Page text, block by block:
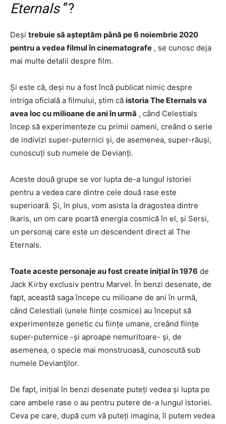
Eternals”?
Deși trebuie să așteptăm până pe 6 noiembrie 2020
pentru a vedea filmul în cinematografe , se cunosc deja
mai multe detalii despre film.
Și este că, deși nu a fost încă publicat nimic despre
intriga oficială a filmului, știm că istoria The Eternals va
avea loc cu milioane de ani în urmă , când Celestials
încep să experimenteze cu primii oameni, creând o serie
de indivizi super-puternici și, de asemenea, super-răuși,
cunoscuți sub numele de Devianți.
Aceste două grupe se vor lupta de-a lungul istoriei
pentru a vedea care dintre cele două rase este
superioară. Și, în plus, vom asista la dragostea dintre
Ikaris, un om care poartă energia cosmică în el, și Sersi,
un personaj care este un descendent direct al The
Eternals.
Toate aceste personaje au fost create inițial în 1976 de
Jack Kirby exclusiv pentru Marvel. În benzi desenate, de
fapt, această saga începe cu milioane de ani în urmă,
când Celestiali (unele ființe cosmice) au început să
experimenteze genetic cu ființe umane, creând ființe
super-puternice -și aproape nemuritoare- și, de
asemenea, o specie mai monstruoasă, cunoscută sub
numele Devianţilor.
De fapt, inițial în benzi desenate puteți vedea și lupta pe
care ambele rase o au pentru putere de-a lungul istoriei.
Ceva pe care, după cum vă puteți imagina, îl putem vedea